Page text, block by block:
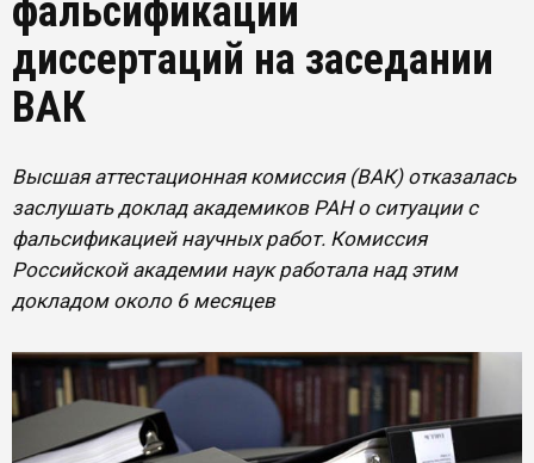
фальсификации
диссертаций на заседании
ВАК
Высшая аттестационная комиссия (ВАК) отказалась
заслушать доклад академиков РАН о ситуации с
фальсификацией научных работ. Комиссия
Российской академии наук работала над этим
докладом около 6 месяцев